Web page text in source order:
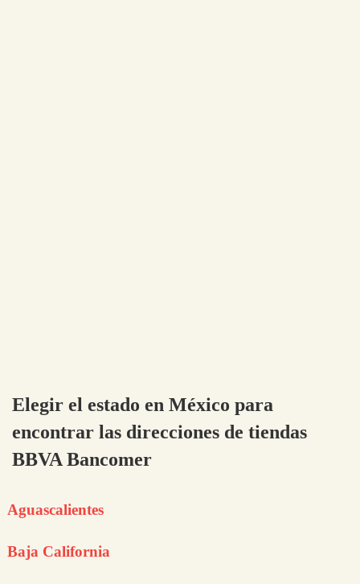
Elegir el estado en México para
encontrar las direcciones de tiendas
BBVA Bancomer
Aguascalientes
Baja California